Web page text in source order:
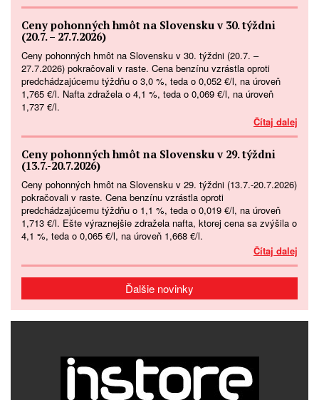
Ceny pohonných hmôt na Slovensku v 30. týždni
(20.7. – 27.7.2026)
Ceny pohonných hmôt na Slovensku v 30. týždni (20.7. –
27.7.2026) pokračovali v raste. Cena benzínu vzrástla oproti
predchádzajúcemu týždňu o 3,0 %, teda o 0,052 €/l, na úroveň
1,765 €/l. Nafta zdražela o 4,1 %, teda o 0,069 €/l, na úroveň
1,737 €/l.
Čítaj dalej
Ceny pohonných hmôt na Slovensku v 29. týždni
(13.7.-20.7.2026)
Ceny pohonných hmôt na Slovensku v 29. týždni (13.7.-20.7.2026)
pokračovali v raste. Cena benzínu vzrástla oproti
predchádzajúcemu týždňu o 1,1 %, teda o 0,019 €/l, na úroveň
1,713 €/l. Ešte výraznejšie zdražela nafta, ktorej cena sa zvýšila o
4,1 %, teda o 0,065 €/l, na úroveň 1,668 €/l.
Čítaj dalej
Ďalšie novinky